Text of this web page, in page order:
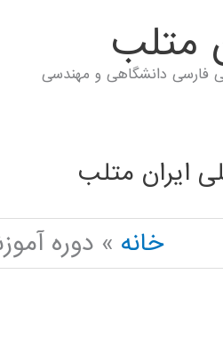
متلب
فارسی دانشگاهی و مهندسی
ایران متلب
خانه
دوره